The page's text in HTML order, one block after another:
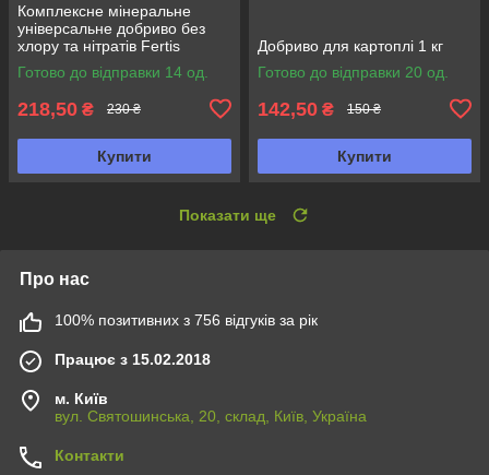
Комплексне мінеральне
універсальне добриво без
хлору та нітратів Fertis
(Фертіс), 1кг, NPK 5.15.25,
Осінь
Готово до відправки 14 од.
218,50 ₴ 230 ₴
Купити
Добриво для картоплі 1 кг
Готово до відправки 20 од.
142,50 ₴ 150 ₴
Купити
Показати ще
Про нас
100% позитивних з 756 відгуків за рік
Працює з 15.02.2018
м. Київ
вул. Святошинська, 20, склад, Київ, Україна
Контакти